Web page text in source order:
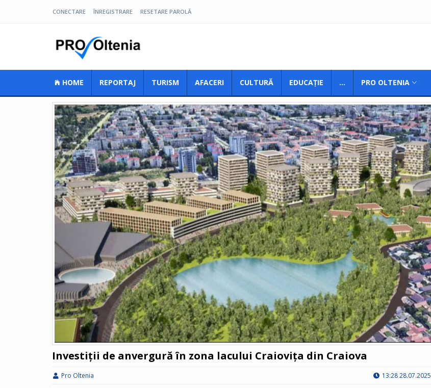
CONECTARE ÎNREGISTRARE RESETARE PAROLĂ
HOME REPORTAJ TURISM AFACERI CULTURĂ EDUCAȚIE ... PRO OLTENIA
Investiții de anvergură în zona lacului Craiovița din Craiova
Pro Oltenia 13:28 28.07.2025